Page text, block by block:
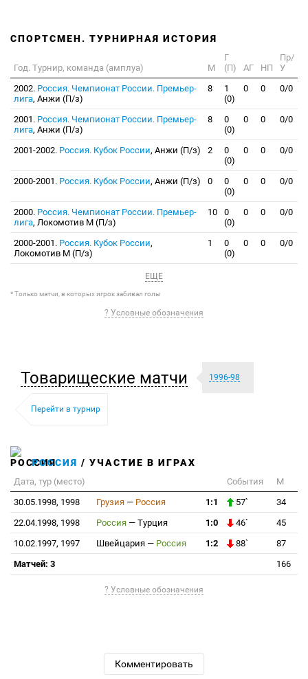
СПОРТСМЕН. ТУРНИРНАЯ ИСТОРИЯ
Год. Турнир, команда (амплуа) М
Г
(П)
АГ НП
Пр/
У
2002. Россия. Чемпионат России. Премьер-
лига, Анжи (П/з)
8
1
(0)
0 0 0/0
2001. Россия. Чемпионат России. Премьер-
лига, Анжи (П/з)
8
0
(0)
0 0 0/0
2001-2002. Россия. Кубок России, Анжи (П/з) 2
0
(0)
0 0 0/0
2000-2001. Россия. Кубок России, Анжи (П/з) 0
0
(0)
0 0 0/0
2000. Россия. Чемпионат России. Премьер-
лига, Локомотив М (П/з)
10
0
(0)
0 0 0/0
2000-2001. Россия. Кубок России,
Локомотив М (П/з)
1
0
(0)
0 0 0/0
ЕЩЕ
* Только матчи, в которых игрок забивал голы
? Условные обозначения
Товарищеские матчи 1996-98
Перейти в турнир
РОССИЯ / УЧАСТИЕ В ИГРАХ
Дата, тур (место) События
М
30.05.1998, 1998
Грузия — Россия 1:1 57`
34
22.04.1998, 1998
Россия — Турция 1:0 46`
45
10.02.1997, 1997
Швейцария — Россия 1:2 88`
87
Матчей: 3
166
? Условные обозначения
Комментировать